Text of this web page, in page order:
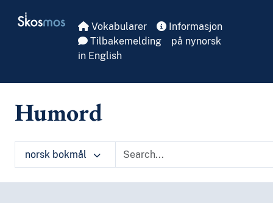
Skosmos Vokabularer
Informasjon
Tilbakemelding
på nynorsk
in English
Humord
norsk bokmål
Administrasjon
Næringsliv
Agenturer
Bedrifter
Elektronisk næringsliv
Forretningsvirksomhet
Franchise
Informell næringsvirksomhet
Kontraktører